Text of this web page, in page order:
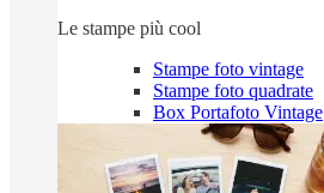
Le stampe più cool
Stampe foto vintage
Stampe foto quadrate
Box Portafoto Vintage